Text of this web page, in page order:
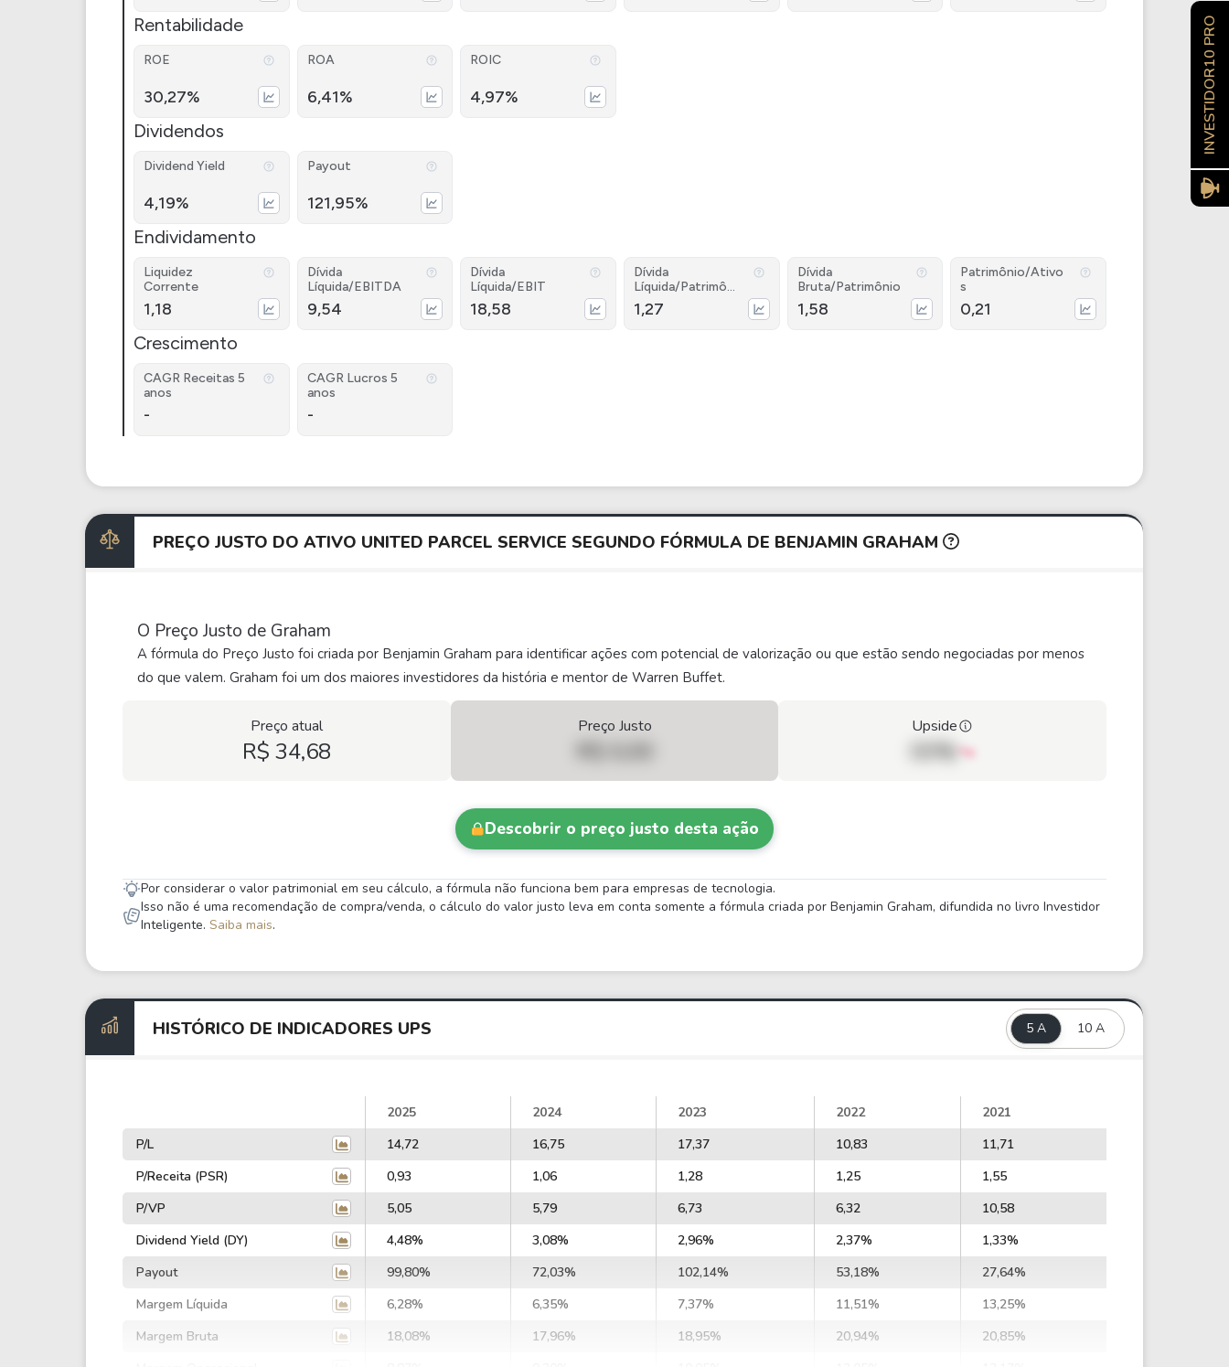
Rentabilidade
ROE
30,27%
ROA
6,41%
ROIC
4,97%
Dividendos
Dividend Yield
4,19%
Payout
121,95%
Endividamento
Liquidez
Corrente
1,18
Dívida
Líquida/EBITDA
9,54
Dívida
Líquida/EBIT
18,58
Dívida
Líquida/Patrimôni
o
1,27
Dívida
Bruta/Patrimônio
1,58
Patrimônio/Ativo
s
0,21
Crescimento
CAGR Receitas 5
anos
-
CAGR Lucros 5
anos
-
PREÇO JUSTO DO ATIVO UNITED PARCEL SERVICE SEGUNDO FÓRMULA DE BENJAMIN GRAHAM
O Preço Justo de Graham
A fórmula do Preço Justo foi criada por Benjamin Graham para identificar ações com potencial de valorização ou que estão sendo negociadas por menos
do que valem. Graham foi um dos maiores investidores da história e mentor de Warren Buffet.
Preço atual
R$ 34,68
Preço Justo Upside
00%
Descobrir o preço justo desta ação
Por considerar o valor patrimonial em seu cálculo, a fórmula não funciona bem para empresas de tecnologia.
Isso não é uma recomendação de compra/venda, o cálculo do valor justo leva em conta somente a fórmula criada por Benjamin Graham, difundida no livro Investidor
Inteligente. Saiba mais.
HISTÓRICO DE INDICADORES UPS 5 A 10 A
2025 2024 2023 2022
2021
P/L
14,72 16,75 17,37 10,83
11,71
P/Receita (PSR)
0,93 1,06 1,28 1,25
1,55
P/VP
5,05 5,79 6,73 6,32
10,58
Dividend Yield (DY)
4,48% 3,08% 2,96% 2,37%
1,33%
Payout
99,80% 72,03% 102,14% 53,18%
27,64%
Margem Líquida
6,28% 6,35% 7,37% 11,51%
13,25%
Margem Bruta
18,08% 17,96% 18,95% 20,94%
20,85%
INVESTIDOR10 PRO